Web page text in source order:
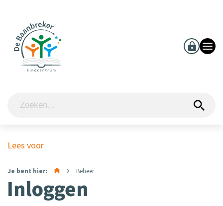
Lees voor
Je bent hier: Beheer
Inloggen